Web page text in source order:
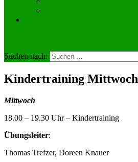
Suchen nach:
Kindertraining Mittwoch
Mittwoch
18.00 – 19.30 Uhr – Kindertraining
Übungsleiter:
Thomas Trefzer, Doreen Knauer